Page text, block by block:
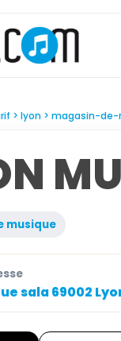
lyon magasin-de-
musique
sala 69002